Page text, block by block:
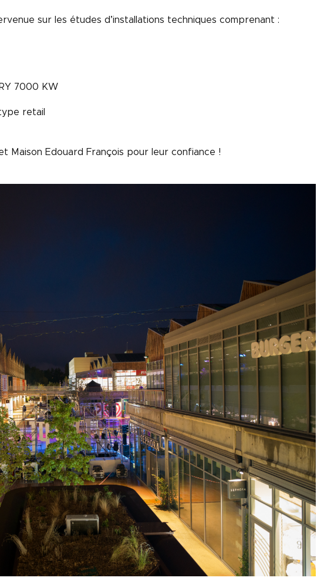
sur les études d’installations techniques comprenant :
7000 KW
retail
Maison Edouard François pour leur confiance !